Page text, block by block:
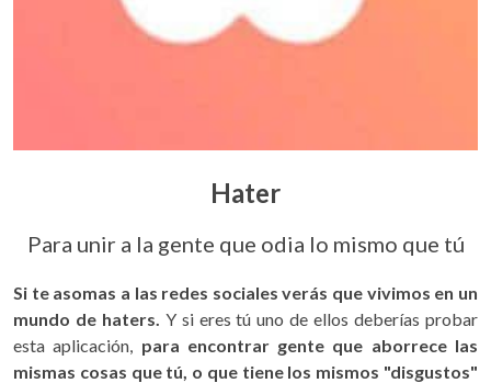
Hater
Para unir a la gente que odia lo mismo que tú
Si te asomas a las redes sociales verás que vivimos en un
mundo de haters. Y si eres tú uno de ellos deberías probar
esta aplicación, para encontrar gente que aborrece las
mismas cosas que tú, o que tiene los mismos "disgustos"